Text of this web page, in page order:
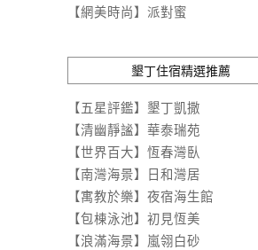
【網美時尚】派對蜜
墾丁住宿精選推薦
【五星評鑑】墾丁凱撒
【清幽靜謐】華泰瑞苑
【世界百大】恆春灣臥
【南灣海景】日和灣居
【寓教於樂】夜宿海生館
【包棟泳池】初見恆美
【浪滿海景】嵐翎白砂